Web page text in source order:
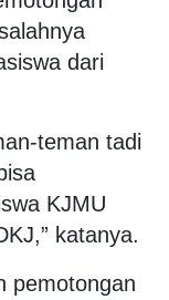
dari
teman tadi
KJMU
katanya.
pemotongan